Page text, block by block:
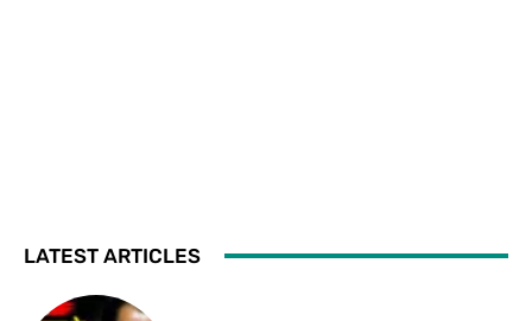
LATEST ARTICLES